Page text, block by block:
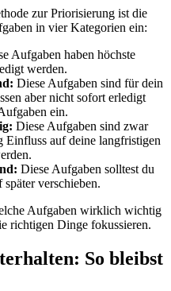
zur Priorisierung ist die
in vier Kategorien ein:
Aufgaben haben höchste
werden.
Diese Aufgaben sind für dein
aber nicht sofort erledigt
ein.
Diese Aufgaben sind zwar
Einfluss auf deine langfristigen
Diese Aufgaben solltest du
verschieben.
Aufgaben wirklich wichtig
richtigen Dinge fokussieren.
So bleibst